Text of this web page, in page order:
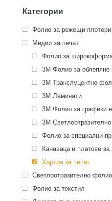
Категории
Фолио за режещи плотери
Медии за печат
Фолио за
3M Фолио за облепяне
3M Транслуцентно
3M Ламинати
3M Фолио за графики
3M
Фолио за специални
Канаваца и платове за
Хартия за печат
Светлоотразително фолио
Фолио за текстил